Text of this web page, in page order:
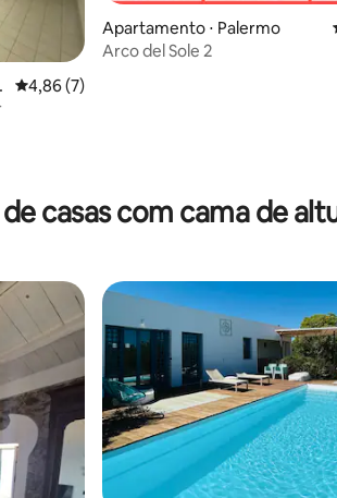
4,86 de uma avaliação média de 5, 7
4,86 (7)
Apartamento ⋅ Palermo
Arco del Sole 2
casas com cama de